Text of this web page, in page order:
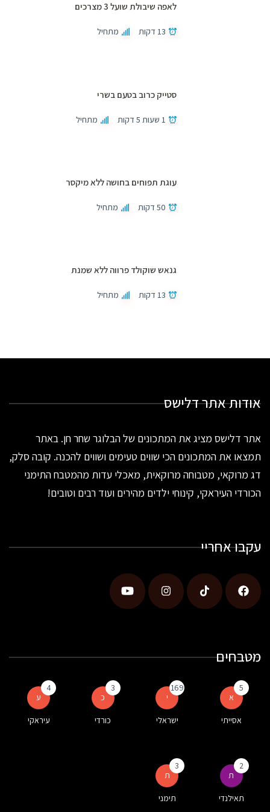
לאפה שיבולת שועל 3 מצרכים
13 דקות מתחיל
סטייק כרוב בטעם בשרי
1 שעות 5 דקות מתחיל
עוגת תפוחים בחושה ללא מיקסר
50 דקות מתחיל
גנאש שוקולד פרווה ללא שמנת
13 דקות מתחיל
אודות אתר דלישס
אתר דלישס מציג את המתכונים של הבלוגר שחר חן. באתר
תמצאו את המתכונים הכי שווים טעימים ושווים להכנה. קובה סלק,
דג מרוקאי, מטבוחה מרוקאית, מאכלי עדות מהמטבח התימני
הכורדי העיראקי, קינוחי ילדים מהירים ועוד רבים וטובים!
עקבו אחריי
מטבחים
א
5
אסייתי
י
169
ישראלי
כ
3
כורדי
ע
4
עיראקי
ת
2
תאילנדי
ת
3
תימני